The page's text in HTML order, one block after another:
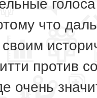
что
против
очень